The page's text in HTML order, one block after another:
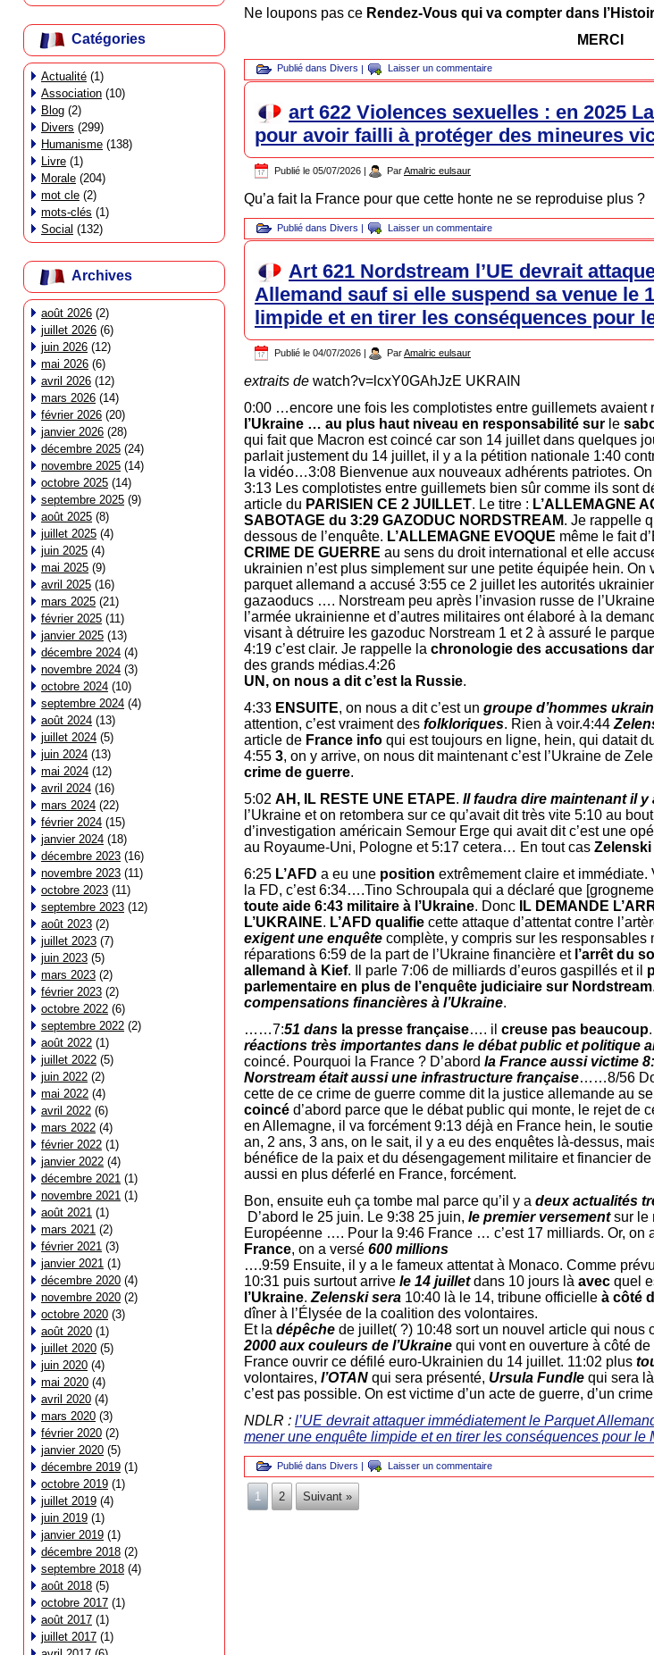
Catégories
Actualité (1)
Association (10)
Blog (2)
Divers (299)
Humanisme (138)
Livre (1)
Morale (204)
mot cle (2)
mots-clés (1)
Social (132)
Archives
août 2026 (2)
juillet 2026 (6)
juin 2026 (12)
mai 2026 (6)
avril 2026 (12)
mars 2026 (14)
février 2026 (20)
janvier 2026 (28)
décembre 2025 (24)
novembre 2025 (14)
octobre 2025 (14)
septembre 2025 (9)
août 2025 (8)
juillet 2025 (4)
juin 2025 (4)
mai 2025 (9)
avril 2025 (16)
mars 2025 (21)
février 2025 (11)
janvier 2025 (13)
décembre 2024 (4)
novembre 2024 (3)
octobre 2024 (10)
septembre 2024 (4)
août 2024 (13)
juillet 2024 (5)
juin 2024 (13)
mai 2024 (12)
avril 2024 (16)
mars 2024 (22)
février 2024 (15)
janvier 2024 (18)
décembre 2023 (16)
novembre 2023 (11)
octobre 2023 (11)
septembre 2023 (12)
août 2023 (2)
juillet 2023 (7)
juin 2023 (5)
mars 2023 (2)
février 2023 (2)
octobre 2022 (6)
septembre 2022 (2)
août 2022 (1)
juillet 2022 (5)
juin 2022 (2)
mai 2022 (4)
avril 2022 (6)
mars 2022 (4)
février 2022 (1)
janvier 2022 (4)
décembre 2021 (1)
novembre 2021 (1)
août 2021 (1)
mars 2021 (2)
février 2021 (3)
janvier 2021 (1)
décembre 2020 (4)
novembre 2020 (2)
octobre 2020 (3)
août 2020 (1)
juillet 2020 (5)
juin 2020 (4)
mai 2020 (4)
avril 2020 (4)
mars 2020 (3)
février 2020 (2)
janvier 2020 (5)
décembre 2019 (1)
octobre 2019 (1)
juillet 2019 (4)
juin 2019 (1)
janvier 2019 (1)
décembre 2018 (2)
septembre 2018 (4)
août 2018 (5)
octobre 2017 (1)
août 2017 (1)
juillet 2017 (1)
Ne loupons pas ce Rendez-Vous qui va compter dans
MERCI
Publié dans Divers | Laisser un commentaire
art 622 Violences sexuelles : en 2025
pour avoir failli à protéger des mineures
Publié le 05/07/2026 | ParAmalric eulsaur
Qu’a fait la France pour que cette honte ne se reproduise plus ?
Publié dans Divers | Laisser un commentaire
Art 621 Nordstream l’UE devrait
Allemand sauf si elle suspend sa venue le
limpide et en tirer les conséquences pour
Publié le 04/07/2026 | ParAmalric eulsaur
extraits de watch?v=lcxY0GAhJzE UKRAIN
0:00 …encore une fois les complotistes entre guillemets avaient
l’Ukraine … au plus haut niveau en responsabilité sur le
qui fait que Macron est coincé car son 14 juillet dans quelques
parlait justement du 14 juillet, il y a la pétition nationale 1:40
la vidéo…3:08 Bienvenue aux nouveaux adhérents patriotes.
3:13 Les complotistes entre guillemets bien sûr comme ils sont
article du PARISIEN CE 2 JUILLET. Le titre : L’ALLEMAGNE
SABOTAGE du 3:29 GAZODUC NORDSTREAM. Je rappelle
dessous de l’enquête. L’ALLEMAGNE EVOQUE même le fait
CRIME DE GUERRE au sens du droit international et elle
ukrainien n’est plus simplement sur une petite équipée hein.
parquet allemand a accusé 3:55 ce 2 juillet les autorités
gazaoducs …. Norstream peu après l’invasion russe de
l’armée ukrainienne et d’autres militaires ont élaboré à la
visant à détruire les gazoduc Norstream 1 et 2 à assuré le
4:19 c’est clair. Je rappelle la chronologie des accusations
des grands médias.4:26
UN, on nous a dit c’est la Russie.
4:33 ENSUITE, on nous a dit c’est un groupe d’hommes
attention, c’est vraiment des folkloriques. Rien à voir.4:44
article de France info qui est toujours en ligne, hein, qui datait
4:55 3, on y arrive, on nous dit maintenant c’est l’Ukraine de
crime de guerre.
5:02 AH, IL RESTE UNE ETAPE. Il faudra dire maintenant il y
l’Ukraine et on retombera sur ce qu’avait dit très vite 5:10 au
d’investigation américain Semour Erge qui avait dit c’est une
au Royaume-Uni, Pologne et 5:17 cetera… En tout cas Zelenski
6:25 L’AFD a eu une position extrêmement claire et
la FD, c’est 6:34….Tino Schroupala qui a déclaré que
toute aide 6:43 militaire à l’Ukraine. Donc
IL DEMANDE
L’UKRAINE. L’AFD qualifie cette attaque d’attentat contre
exigent une enquête complète, y compris sur les
réparations 6:59 de la part de l’Ukraine financière et l’arrêt du
allemand à Kief. Il parle 7:06 de milliards d’euros gaspillés et il
parlementaire en plus de l’enquête judiciaire sur Nordstream
compensations financières à l’Ukraine.
……7:51 dans la presse française…. il creuse pas beaucoup.
réactions très importantes dans le débat public et politique
coincé. Pourquoi la France ? D’abord la France aussi victime
Norstream était aussi une infrastructure française……8/56
cette de ce crime de guerre comme dit la justice allemande au
coincé d’abord parce que le débat public qui monte, le rejet de
en Allemagne, il va forcément 9:13 déjà en France hein, le
an, 2 ans, 3 ans, on le sait, il y a eu des enquêtes là-dessus,
bénéfice de la paix et du désengagement militaire et financier
aussi en plus déferlé en France, forcément.
Bon, ensuite euh ça tombe mal parce qu’il y a deux actualités
D’abord le 25 juin. Le 9:38 25 juin, le premier versementsur le
Européenne …. Pour la 9:46 France … c’est 17 milliards. Or, on
France, on a versé 600 millions
….9:59 Ensuite, il y a le fameux attentat à Monaco. Comme
10:31 puis surtout arrive le 14 juilletdans 10 jours là avec quel
l’Ukraine. Zelenski sera 10:40 là le 14, tribune officielle à côté
dîner à l’Élysée de la coalition des volontaires.
Et la dépêche de juillet( ?) 10:48 sort un nouvel article qui nous
2000 aux couleurs de l’Ukraine qui vont en ouverture à côté
France ouvrir ce défilé euro-Ukrainien du 14 juillet. 11:02 plus
volontaires, l’OTAN qui sera présenté, Ursula Fundle qui sera
c’est pas possible. On est victime d’un acte de guerre, d’un
NDLR : l’UE devrait attaquer immédiatement le Parquet
mener une enquête limpide et en tirer les conséquences pour le
Publié dans Divers | Laisser un commentaire
1 2 Suivant »